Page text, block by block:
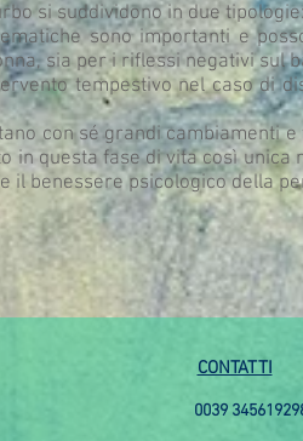
si suddividono in due
sono importanti e
sia per i riflessi negativi sul
tempestivo nel caso di
con sé grandi cambiamenti
in questa fase di vita così
il benessere psicologico della
CONTATTI
0039